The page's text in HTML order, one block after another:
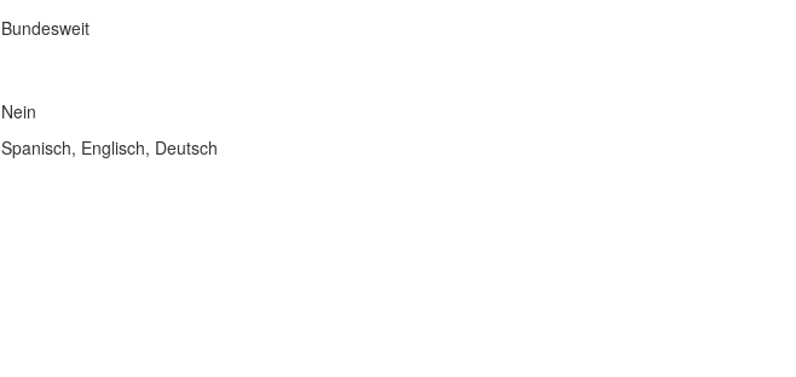
Bundesweit
Nein
Spanisch, Englisch, Deutsch